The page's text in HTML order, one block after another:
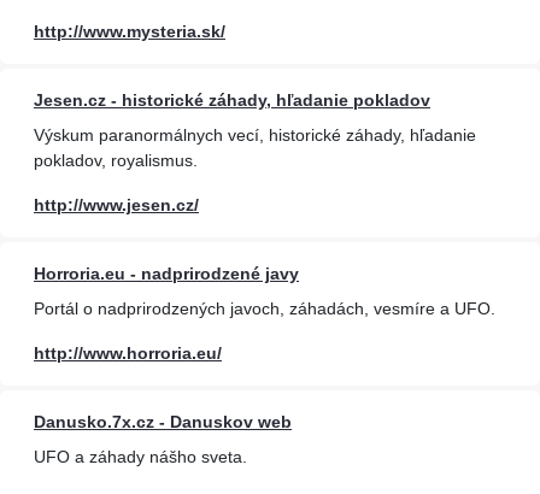
http://www.mysteria.sk/
Jesen.cz - historické záhady, hľadanie pokladov
Výskum paranormálnych vecí, historické záhady, hľadanie
pokladov, royalismus.
http://www.jesen.cz/
Horroria.eu - nadprirodzené javy
Portál o nadprirodzených javoch, záhadách, vesmíre a UFO.
http://www.horroria.eu/
Danusko.7x.cz - Danuskov web
UFO a záhady nášho sveta.